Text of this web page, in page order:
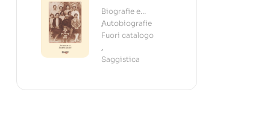
Biografie e
Autobiografie
,
Fuori catalogo
,
Saggistica